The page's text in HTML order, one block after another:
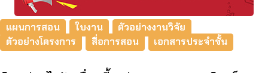
แผนการสอน ใบงาน
ตัวอย่างงานวิจัย
ตัวอย่างโครงการ
สื่อการสอน เอกสารประจำชั้น